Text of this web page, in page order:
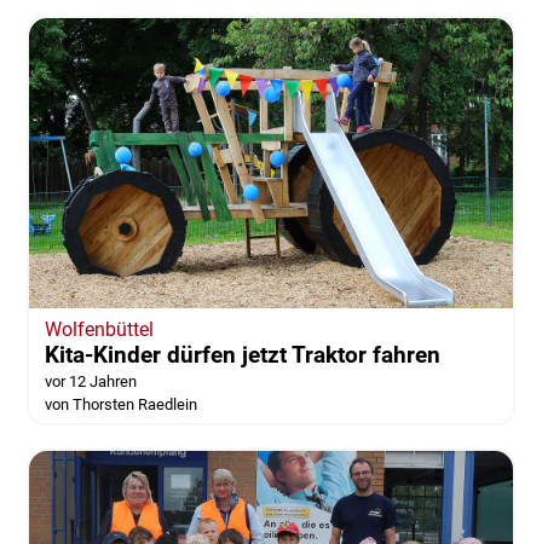
Wolfenbüttel
Kita-Kinder dürfen jetzt Traktor fahren
vor 12 Jahren
von Thorsten Raedlein